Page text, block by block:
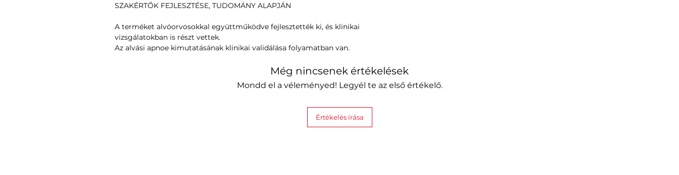
SZAKÉRTŐK FEJLESZTÉSE, TUDOMÁNY ALAPJÁN
A terméket alvóorvosokkal együttműködve fejlesztették ki, és klinikai
vizsgálatokban is részt vettek.
Az alvási apnoe kimutatásának klinikai validálása folyamatban van.
Még nincsenek értékelések
Mondd el a véleményed! Legyél te az első értékelő.
Értékelés írása